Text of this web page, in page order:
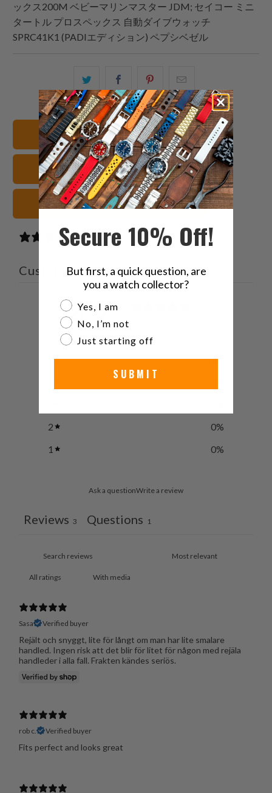
ックス200M ベビーマリンマスター JDM; セイコー ミニ
タートル プロスペックス 自動ダイブウォッチ
SPRC41K1 (PADIエディション) ペプシベゼル
の
内
容
を
Twitter
で
共
有
る
Facebook
で
共
有
す
る
Pinterest
で
共
有
す
る
の
メ
ー
ル
を
友
達
に
っ
て
だ
20mm 腕時計バンド
ラバー 腕時計ストラップ
ブラック 腕時計ストラップ
3 reviews
Customer reviews
4.7 / 5
67%
2
0%
1
0%
Ask a questionWrite a review
Reviews 3 Questions 1
With media
Sasa Verified buyer
Rejält och snyggt, lite för långt om man har lite smalare
handled. Ingen risk att det blir för litet för någon med rejäla
handleder i alla fall. Frakten kändes seriös.
rob c. Verified buyer
Fits perfect and looks great
Secure 10% Off!
But first, a quick question, are
you a watch collector?
Are you a watch collector?
Yes, I am
No, I’m not
Just starting off
SUBMIT